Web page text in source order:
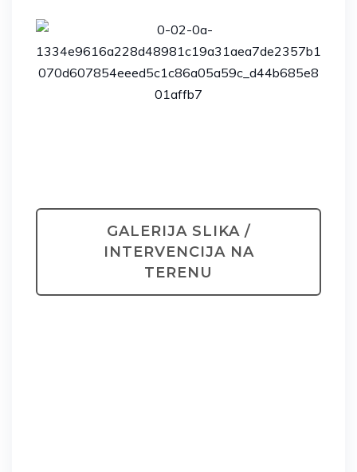
GALERIJA SLIKA /
INTERVENCIJA NA
TERENU